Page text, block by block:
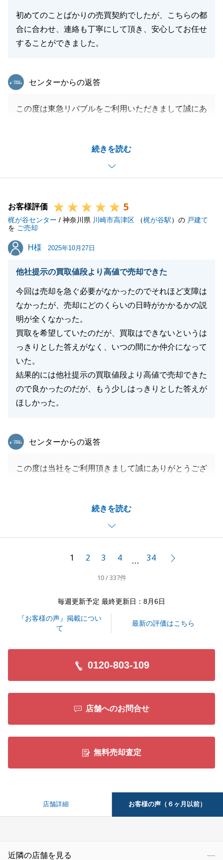
初めてのことばかりの売買契約でしたが、こちらの都
合に合わせ、連絡も丁寧にして頂き、安心してお任せ
することができました。
続きを読む
東急リバブル
センターからの返答
この度は東急リバブルをご利用いただきまして誠にあ
ご相談を頂いてからお引渡しまで無事に終えることが
出来大変嬉しく思っております。
何か不動産関係でお困りの事がございましたら、お気
今後とも東急リバブルをご愛顧の程、よろしくお願い
いたします。
お客様評価 5
梶が谷センター / 神奈川県 川崎市高津区 （梶が谷駅）の 戸建て
を ご売却
H様
H様 2025年10月27日
他社提示の買取値段より高値で売却できた
今回は売却を急ぐ必要がなかったのでそれほど支障は
なかったが、売却にどのくらいの日時がかかるかの説
明が全くなかった。
買取を希望していたのだが、買取はできないというは
っきりとした答えがなく、いつの間にか仲介になって
いた。
結果的には他社提示の買取値段より高値で売却できた
ので良かったのだが、もう少しはっきりとした答えが
ほしかった。
続きを読む
東急リバブル
センターからの返答
この度は当社をご利用頂きまして誠にありがとうござ
せてしまい、大変申し訳ございませんでした。
ご指摘いただいた点を真摯に受け止め、今後ご期待に
沿えるようにより一層精進致します。
1 2 3 4 … 34
10 / 337件
毎週更新予定 最終更新日：8月6日
『お客様の声』掲載につい
て
最新の評価はこちら
0120-803-109
店舗へのお問合せ
無料売却査定
店舗詳細 お客様の声（６ヶ月以前）
近隣の店舗を見る